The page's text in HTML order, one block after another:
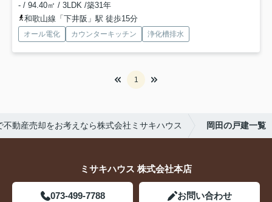
- / 94.40㎡ / 3LDK /築31年
和歌山線「下井阪」駅 徒歩15分
オール電化 カウンターキッチン 浄化槽排水
1
不動産売却をお考えなら株式会社ミサキハウス 岡田の戸建一覧
ミサキハウス 株式会社本店
073-499-7788 お問い合わせ